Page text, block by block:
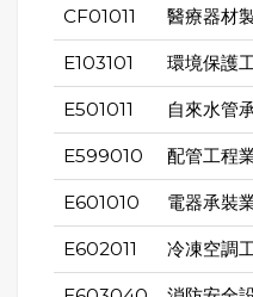
CF01011 醫療器材
E103101 環境保護
E501011 自來水管
E599010 配管工程
E601010 電器承裝
E602011 冷凍空調